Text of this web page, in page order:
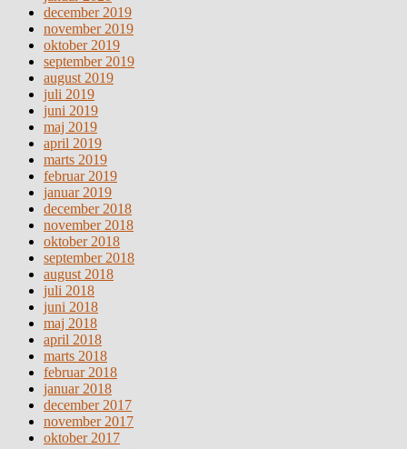
december 2019
november 2019
oktober 2019
september 2019
august 2019
juli 2019
juni 2019
maj 2019
april 2019
marts 2019
februar 2019
januar 2019
december 2018
november 2018
oktober 2018
september 2018
august 2018
juli 2018
juni 2018
maj 2018
april 2018
marts 2018
februar 2018
januar 2018
december 2017
november 2017
oktober 2017